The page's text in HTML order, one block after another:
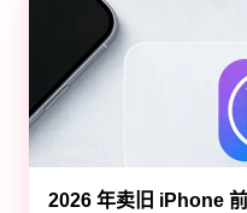
2026 年卖旧 iPhone